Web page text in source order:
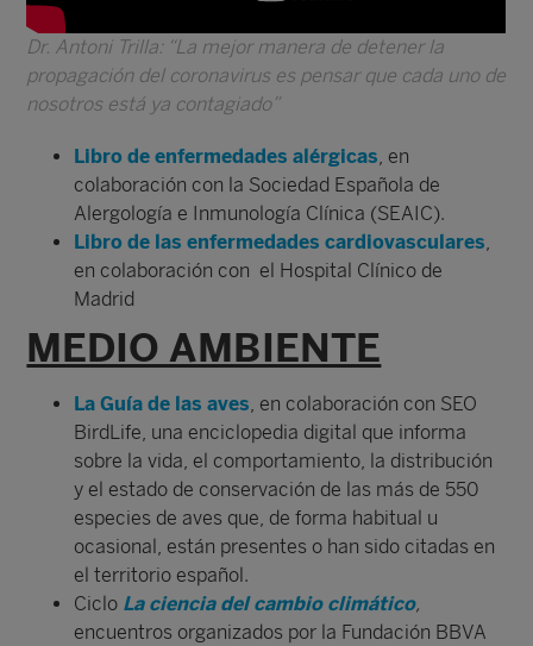
Dr. Antoni Trilla: “La mejor manera de detener la
propagación del coronavirus es pensar que cada uno de
nosotros está ya contagiado”
Libro de enfermedades alérgicas, en
colaboración con la Sociedad Española de
Alergología e Inmunología Clínica (SEAIC).
Libro de las enfermedades cardiovasculares,
en colaboración con el Hospital Clínico de
Madrid
MEDIO AMBIENTE
La Guía de las aves, en colaboración con SEO
BirdLife, una enciclopedia digital que informa
sobre la vida, el comportamiento, la distribución
y el estado de conservación de las más de 550
especies de aves que, de forma habitual u
ocasional, están presentes o han sido citadas en
el territorio español.
Ciclo La ciencia del cambio climático,
encuentros organizados por la Fundación BBVA